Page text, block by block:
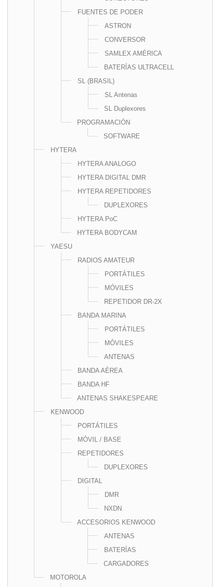
FUENTES DE PODER
ASTRON
CONVERSOR
SAMLEX AMÉRICA
BATERÍAS ULTRACELL
SL (BRASIL)
SL Antenas
SL Duplexores
PROGRAMACIÓN
SOFTWARE
HYTERA
HYTERA ANALOGO
HYTERA DIGITAL DMR
HYTERA REPETIDORES
DUPLEXORES
HYTERA PoC
HYTERA BODYCAM
YAESU
RADIOS AMATEUR
PORTÁTILES
MÓVILES
REPETIDOR DR-2X
BANDA MARINA
PORTÁTILES
MÓVILES
ANTENAS
BANDA AÉREA
BANDA HF
ANTENAS SHAKESPEARE
KENWOOD
PORTÁTILES
MÓVIL / BASE
REPETIDORES
DUPLEXORES
DIGITAL
DMR
NXDN
ACCESORIOS KENWOOD
ANTENAS
BATERÍAS
CARGADORES
MOTOROLA